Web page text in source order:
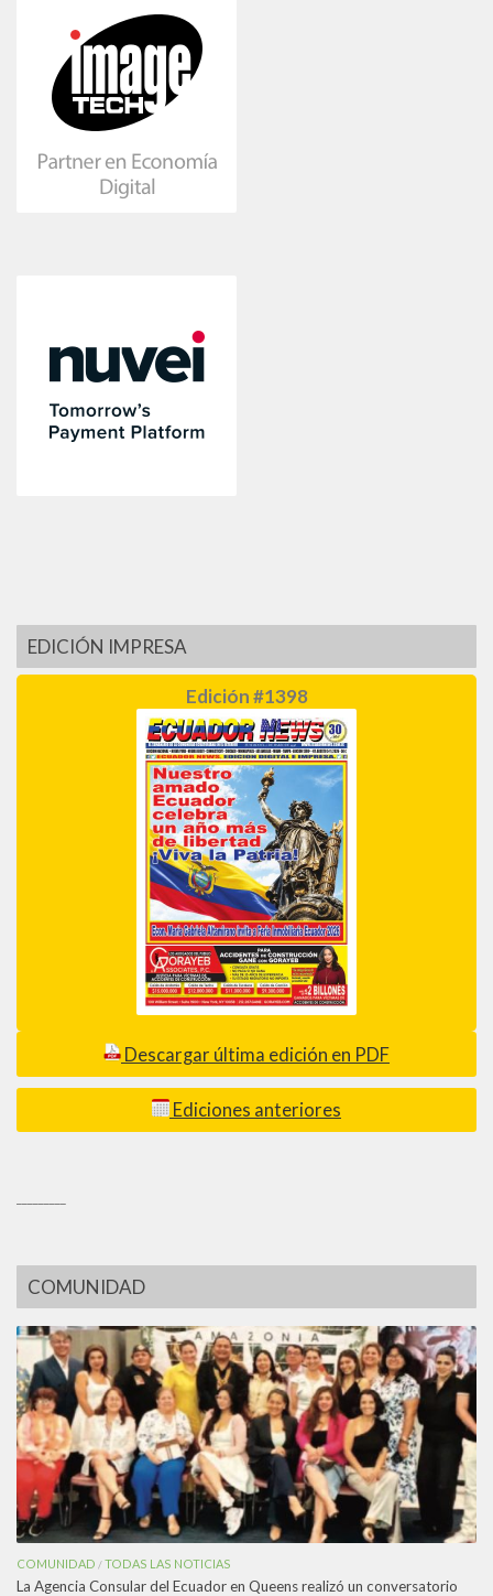
EDICIÓN IMPRESA
Edición #1398
Descargar última edición en PDF
Ediciones anteriores
COMUNIDAD
COMUNIDAD /TODAS LAS NOTICIAS
La Agencia Consular del Ecuador en Queens realizó un conversatorio